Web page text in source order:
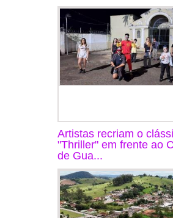
Artistas recriam o
"Thriller" em frente ao
de Gua...